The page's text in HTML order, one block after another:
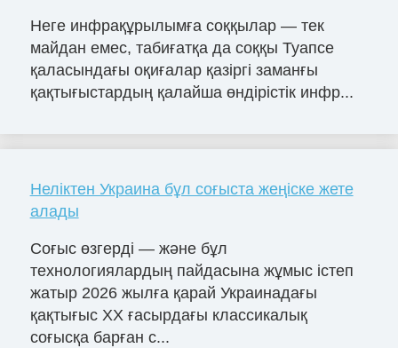
Неге инфрақұрылымға соққылар — тек
майдан емес, табиғатқа да соққы Туапсе
қаласындағы оқиғалар қазіргі заманғы
қақтығыстардың қалайша өндірістік инфр...
Неліктен Украина бұл соғыста жеңіске жете
алады
Соғыс өзгерді — және бұл
технологиялардың пайдасына жұмыс істеп
жатыр 2026 жылға қарай Украинадағы
қақтығыс ХХ ғасырдағы классикалық
соғысқа барған с...